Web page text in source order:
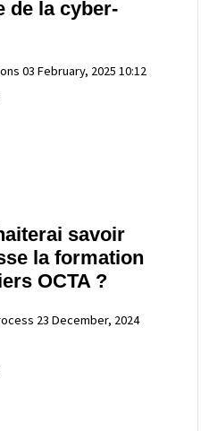
de la cyber-
03 February, 2025 10:12
savoir
la formation
OCTA ?
23 December, 2024